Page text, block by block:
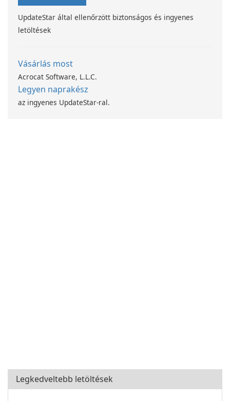
UpdateStar által ellenőrzött biztonságos és ingyenes
letöltések
Vásárlás most
Acrocat Software, L.L.C.
Legyen naprakész
az ingyenes UpdateStar-ral.
Legkedveltebb letöltések